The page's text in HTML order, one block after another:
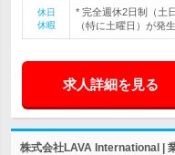
休日
休暇
* 完全週休2日制（土
（特に土曜日）が発
求人詳細を見る
株式会社LAVA International |